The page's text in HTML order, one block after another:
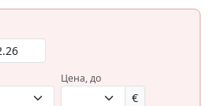
Цена, до
€